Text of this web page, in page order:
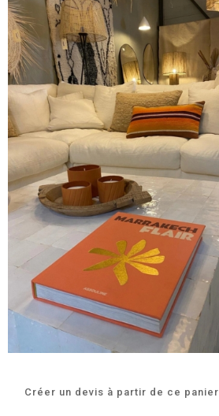
Créer un devis à partir de ce panier